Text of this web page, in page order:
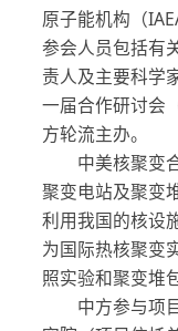
原子能机构（
参会人员包括有
责人及主要科学
一届合作研讨会
方轮流主办。
中美核聚变合
聚变电站及聚变
利用我国的核设
为国际热核聚变
照实验和聚变堆
中方参与项目